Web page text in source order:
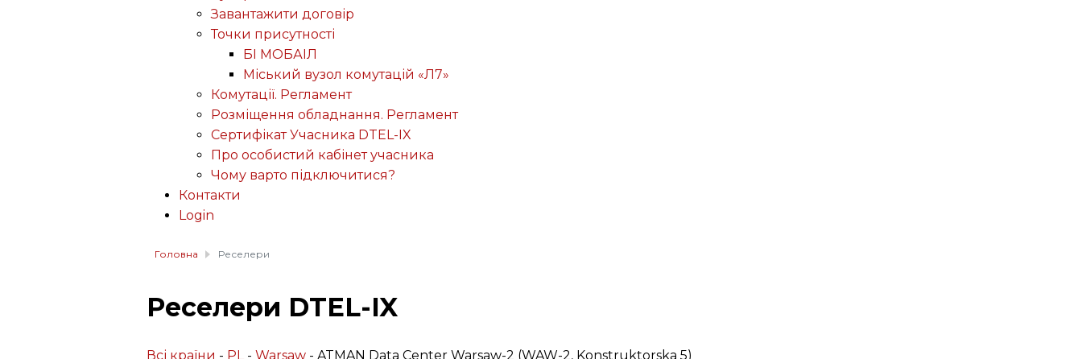
Завантажити договір
Точки присутності
БІ МОБАІЛ
Міський вузол комутацій «Л7»
Комутації. Регламент
Розміщення обладнання. Регламент
Сертифікат Учасника DTEL-IX
Про особистий кабінет учасника
Чому варто підключитися?
Контакти
Login
Головна Реселери
Реселери DTEL-IX
Всі країни - PL- Warsaw - ATMAN Data Center Warsaw-2 (WAW-2, Konstruktorska 5)